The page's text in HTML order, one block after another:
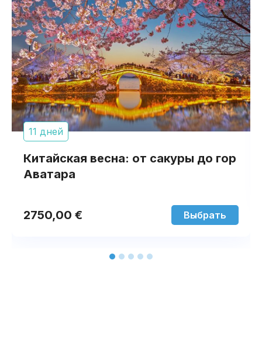
11 дней
Китайская весна: от сакуры до гор
Аватара
2750,00 € Выбрать